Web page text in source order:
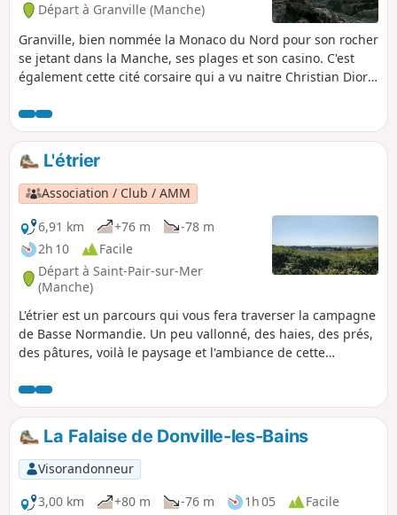
Départ à Granville (Manche)
Granville, bien nommée la Monaco du Nord pour son rocher
se jetant dans la Manche, ses plages et son casino. C'est
également cette cité corsaire qui a vu naitre Christian Dior,
maison natale de cet illustre couturier.
L'étrier
Association / Club / AMM
6,91 km
+76 m
-78 m
2h 10
Facile
Départ à Saint-Pair-sur-Mer
(Manche)
L'étrier est un parcours qui vous fera traverser la campagne
de Basse Normandie. Un peu vallonné, des haies, des prés,
des pâtures, voilà le paysage et l'ambiance de cette
La Falaise de Donville-les-Bains
Visorandonneur
3,00 km
+80 m -76 m 1h 05
Facile